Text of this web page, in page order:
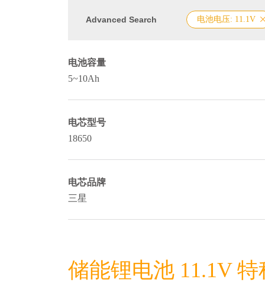
Advanced Search 电池电压: 11.1V
电池容量
5~10Ah
电芯型号
18650
电芯品牌
三星
储能锂电池 11.1V